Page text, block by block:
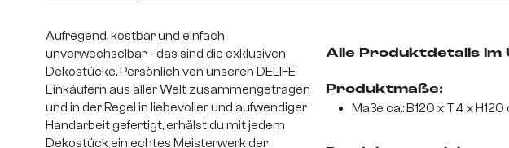
Aufregend, kostbar und einfach
unverwechselbar - das sind die exklusiven
Dekostücke. Persönlich von unseren DELIFE
Einkäufern aus aller Welt zusammengetragen
und in der Regel in liebevoller und aufwendiger
Handarbeit gefertigt, erhälst du mit jedem
Dekostück ein echtes Meisterwerk der
Alle Produktdetails im
Produktmaße:
Maße ca.: B120 x T4 x H120